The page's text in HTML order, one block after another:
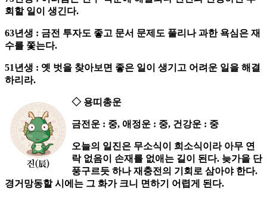
회할 일이 생긴다.
63년생 : 금전 투자도 좋고 문서 문제도 풀리나 과한 욕심은 재
수를 쫓는다.
51년생 : 옛 벗을 찾아보면 좋은 일이 생기고 어려운 일을 해결
하리라.
◇ 용띠총운
금전운 : 중, 애정운 : 중, 건강운 : 중
오늘의 일진은 무소식이 희소식이라 아무 연
락 없음이 손재를 없애는 길이 된다. 늦가을 단
풍구르듯 하나 재충전의 기회로 삼아야 한다.
경거망동할 시에는 그 화가 크니 면하기 어렵게 된다.